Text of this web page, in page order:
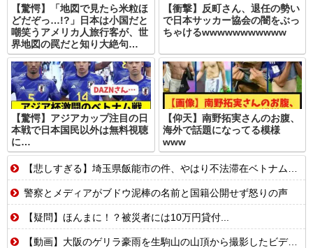
【驚愕】「地図で見たら米粒ほ
どだぞっ…!?」日本は小国だと
嘲笑うアメリカ人旅行客が、世
界地図の罠だと知り大絶句…
【衝撃】反町さん、退任の勢い
で日本サッカー協会の闇をぶっ
ちゃけるwwwwwwwwwww
【驚愕】アジアカップ注目の日
本戦で日本国民以外は無料視聴
に…
【仰天】南野拓実さんのお腹、
海外で話題になってる模様
www
【悲しすぎる】埼玉県飯能市の件、やはり不法滞在ベトナム人でした
警察とメディアがブドウ泥棒の名前と国籍公開せず怒りの声
【疑問】ほんまに！？被災者には10万円貸付...
【動画】大阪のゲリラ豪雨を生駒山の山頂から撮影したビデオが美しい。